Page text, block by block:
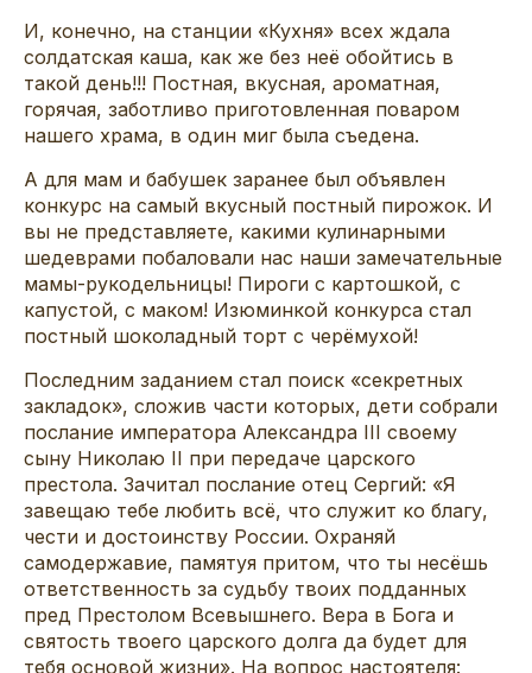
И, конечно, на станции «Кухня» всех ждала
солдатская каша, как же без неё обойтись в
такой день!!! Постная, вкусная, ароматная,
горячая, заботливо приготовленная поваром
нашего храма, в один миг была съедена.
А для мам и бабушек заранее был объявлен
конкурс на самый вкусный постный пирожок. И
вы не представляете, какими кулинарными
шедеврами побаловали нас наши замечательные
мамы-рукодельницы! Пироги с картошкой, с
капустой, с маком! Изюминкой конкурса стал
постный шоколадный торт с черёмухой!
Последним заданием стал поиск «секретных
закладок», сложив части которых, дети собрали
послание императора Александра III своему
сыну Николаю II при передаче царского
престола. Зачитал послание отец Сергий: «Я
завещаю тебе любить всё, что служит ко благу,
чести и достоинству России. Охраняй
самодержавие, памятуя притом, что ты несёшь
ответственность за судьбу твоих подданных
пред Престолом Всевышнего. Вера в Бога и
святость твоего царского долга да будет для
тебя основой жизни». На вопрос настоятеля: